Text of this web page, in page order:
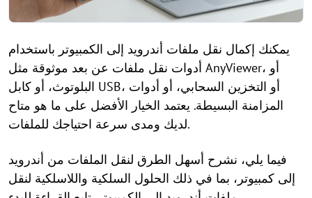
يمكنك إكمال نقل ملفات أندرويد إلى الكمبيوتر باستخدام
أدوات نقل ملفات عن بعد موثوقة مثل AnyViewer، أو
البلوتوث، أو كابل USB، أو التخزين السحابي، أو أدوات
المزامنة البسيطة. يعتمد الخيار الأفضل على ما هو متاح
لديك ومدى سرعة احتياجك للملفات.
فيما يلي، نشرح أسهل الطرق لنقل الملفات من أندرويد
إلى كمبيوتر، بما في ذلك الحلول السلكية واللاسلكية لنقل